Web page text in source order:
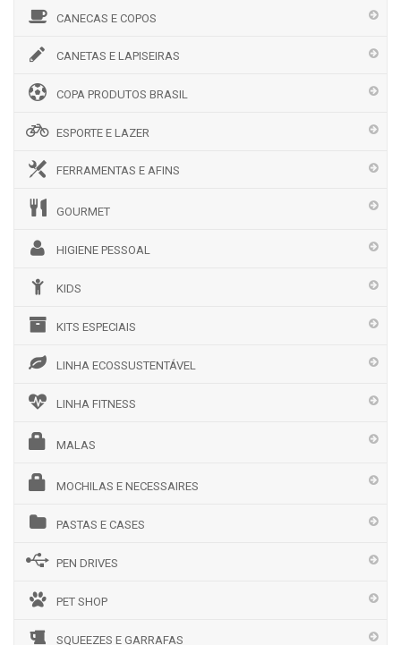
CANECAS E COPOS
CANETAS E LAPISEIRAS
COPA PRODUTOS BRASIL
ESPORTE E LAZER
FERRAMENTAS E AFINS
GOURMET
HIGIENE PESSOAL
KIDS
KITS ESPECIAIS
LINHA ECOSSUSTENTÁVEL
LINHA FITNESS
MALAS
MOCHILAS E NECESSAIRES
PASTAS E CASES
PEN DRIVES
PET SHOP
SQUEEZES E GARRAFAS